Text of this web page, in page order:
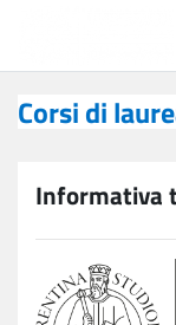
Corsi di
Informativa